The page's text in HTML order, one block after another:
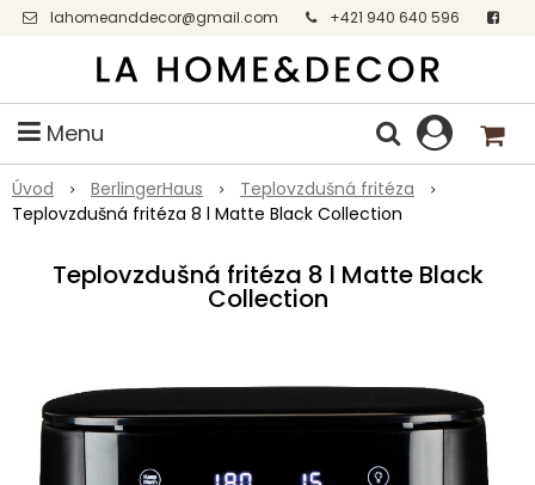
lahomeanddecor@gmail.com
+421 940 640 596
Facebook
Menu
Úvod BerlingerHaus
Teplovzdušná fritéza
Teplovzdušná fritéza 8 l Matte Black Collection
Teplovzdušná fritéza 8 l Matte Black
Collection